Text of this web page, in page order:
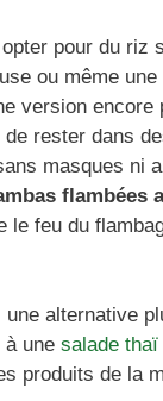
pour du riz
ou même
version encore
de rester dans
masques ni
flambées
le feu du
alternative
une salade
produits de la